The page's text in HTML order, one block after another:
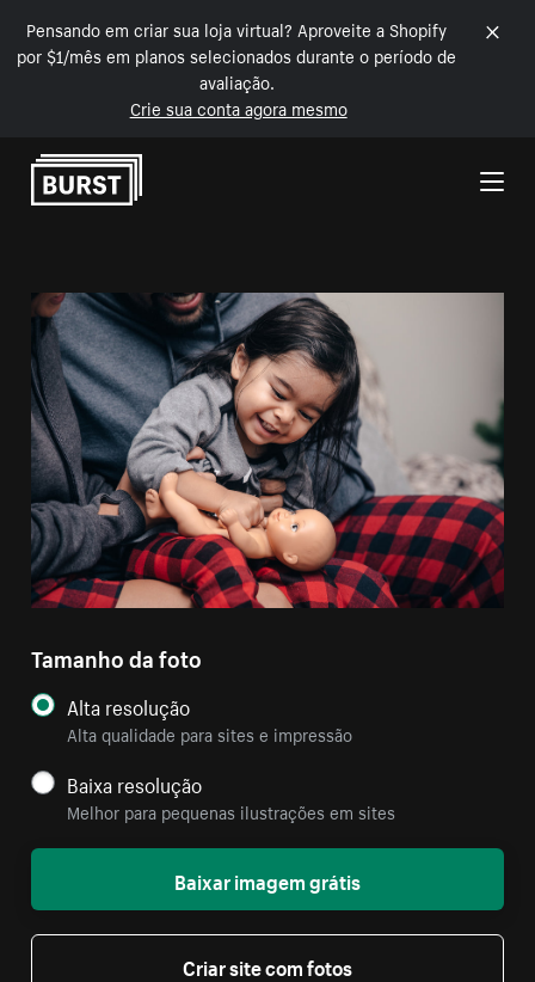
Pensando em criar sua loja virtual? Aproveite a Shopify
por $1/mês em planos selecionados durante o período de
avaliação.
Crie sua conta agora mesmo
Pular para o conteúdo
Tamanho da foto
Alta resolução
Alta qualidade para sites e impressão
Baixa resolução
Melhor para pequenas ilustrações em sites
Baixar imagem grátis
Criar site com fotos